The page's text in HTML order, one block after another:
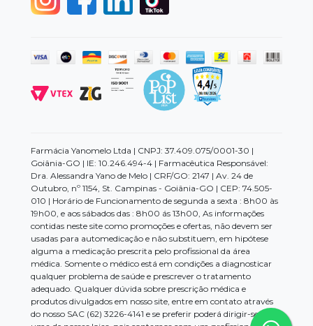
Farmácia Yanomelo Ltda | CNPJ: 37.409.075/0001-30 |
Goiânia-GO | IE: 10.246.494-4 | Farmacêutica Responsável:
Dra. Alessandra Yano de Melo | CRF/GO: 2147 | Av. 24 de
Outubro, nº 1154, St. Campinas - Goiânia-GO | CEP: 74.505-
010 | Horário de Funcionamento de segunda a sexta : 8h00 às
19h00, e aos sábados das : 8h00 ás 13h00, As informações
contidas neste site como promoções e ofertas, não devem ser
usadas para automedicação e não substituem, em hipótese
alguma a medicação prescrita pelo profissional da área
médica. Somente o médico está em condições a diagnosticar
qualquer problema de saúde e prescrever o tratamento
adequado. Qualquer dúvida sobre prescrição médica e
produtos divulgados em nosso site, entre em contato através
do nosso SAC (62) 3226-4141 e se preferir poderá dirigir-se a